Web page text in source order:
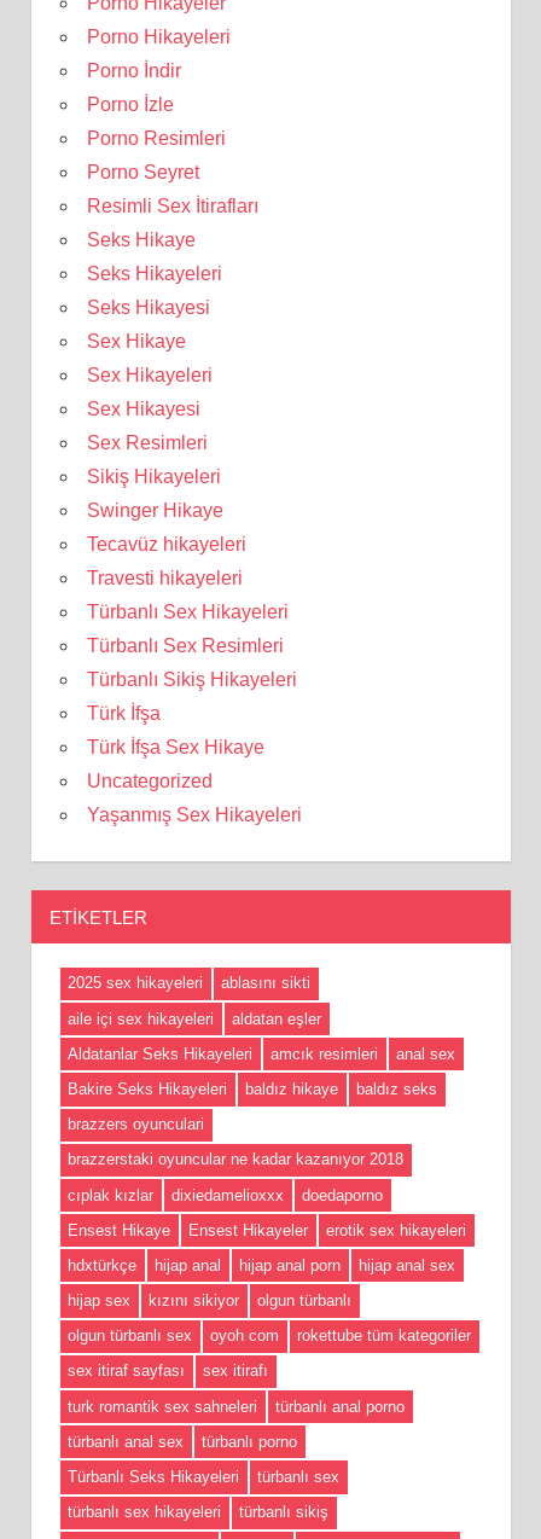
Porno Hikayeleri
Porno İndir
Porno İzle
Porno Resimleri
Porno Seyret
Resimli Sex İtirafları
Seks Hikaye
Seks Hikayeleri
Seks Hikayesi
Sex Hikaye
Sex Hikayeleri
Sex Hikayesi
Sex Resimleri
Sikiş Hikayeleri
Swinger Hikaye
Tecavüz hikayeleri
Travesti hikayeleri
Türbanlı Sex Hikayeleri
Türbanlı Sex Resimleri
Türbanlı Sikiş Hikayeleri
Türk İfşa
Türk İfşa Sex Hikaye
Uncategorized
Yaşanmış Sex Hikayeleri
ETIKETLER
2025 sex hikayeleri
ablasını sikti
aile içi sex hikayeleri
aldatan eşler
Aldatanlar Seks Hikayeleri
amcık resimleri
anal sex
Bakire Seks Hikayeleri
baldız hikaye
baldız seks
brazzers oyunculari
brazzerstaki oyuncular ne kadar kazanıyor 2018
cıplak kızlar
dixiedamelioxxx
doedaporno
Ensest Hikaye
Ensest Hikayeler
erotik sex hikayeleri
hdxtürkçe
hijap anal hijap anal porn
hijap anal sex
hijap sex
kızını sikiyor
olgun türbanlı
olgun türbanlı sex
oyoh com
rokettube tüm kategoriler
sex itiraf sayfası
sex itirafı
turk romantik sex sahneleri
türbanlı anal porno
türbanlı anal sex
türbanlı porno
Türbanlı Seks Hikayeleri
türbanlı sex
türbanlı sex hikayeleri
türbanlı sikiş